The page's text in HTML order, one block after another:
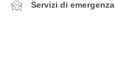
Servizi di emergenza